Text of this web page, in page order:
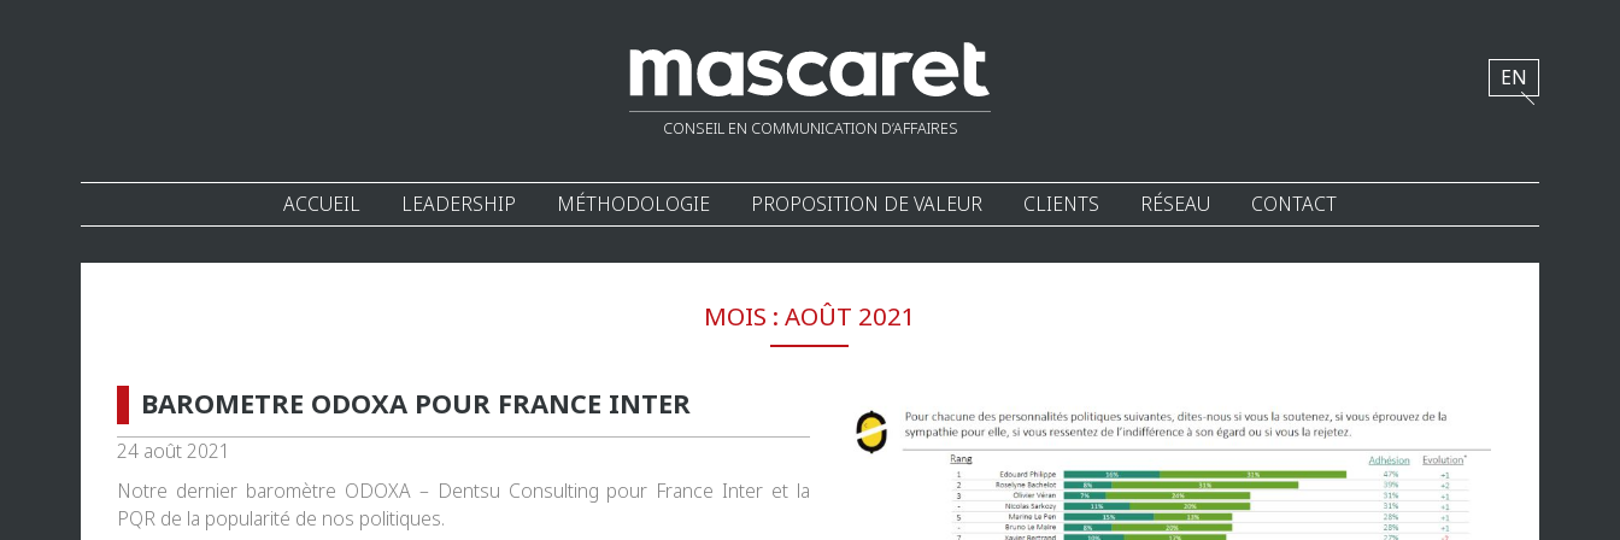
CONSEIL EN COMMUNICATION D’AFFAIRES
ACCUEIL LEADERSHIP MÉTHODOLOGIE PROPOSITION DE VALEUR CLIENTS RÉSEAU CONTACT
EN
MOIS : AOÛT 2021
BAROMETRE ODOXA POUR FRANCE INTER
24 août 2021
Notre dernier baromètre ODOXA – Dentsu Consulting pour France Inter et la
PQR de la popularité de nos politiques.